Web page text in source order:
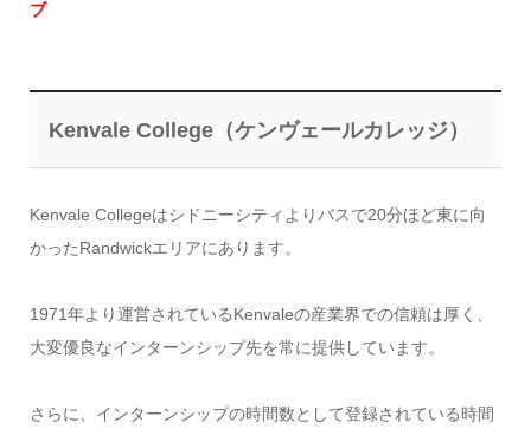
ブ
Kenvale College（ケンヴェールカレッジ）
Kenvale Collegeはシドニーシティよりバスで20分ほど東に向
かったRandwickエリアにあります。
1971年より運営されているKenvaleの産業界での信頼は厚く、
大変優良なインターンシップ先を常に提供しています。
さらに、インターンシップの時間数として登録されている時間